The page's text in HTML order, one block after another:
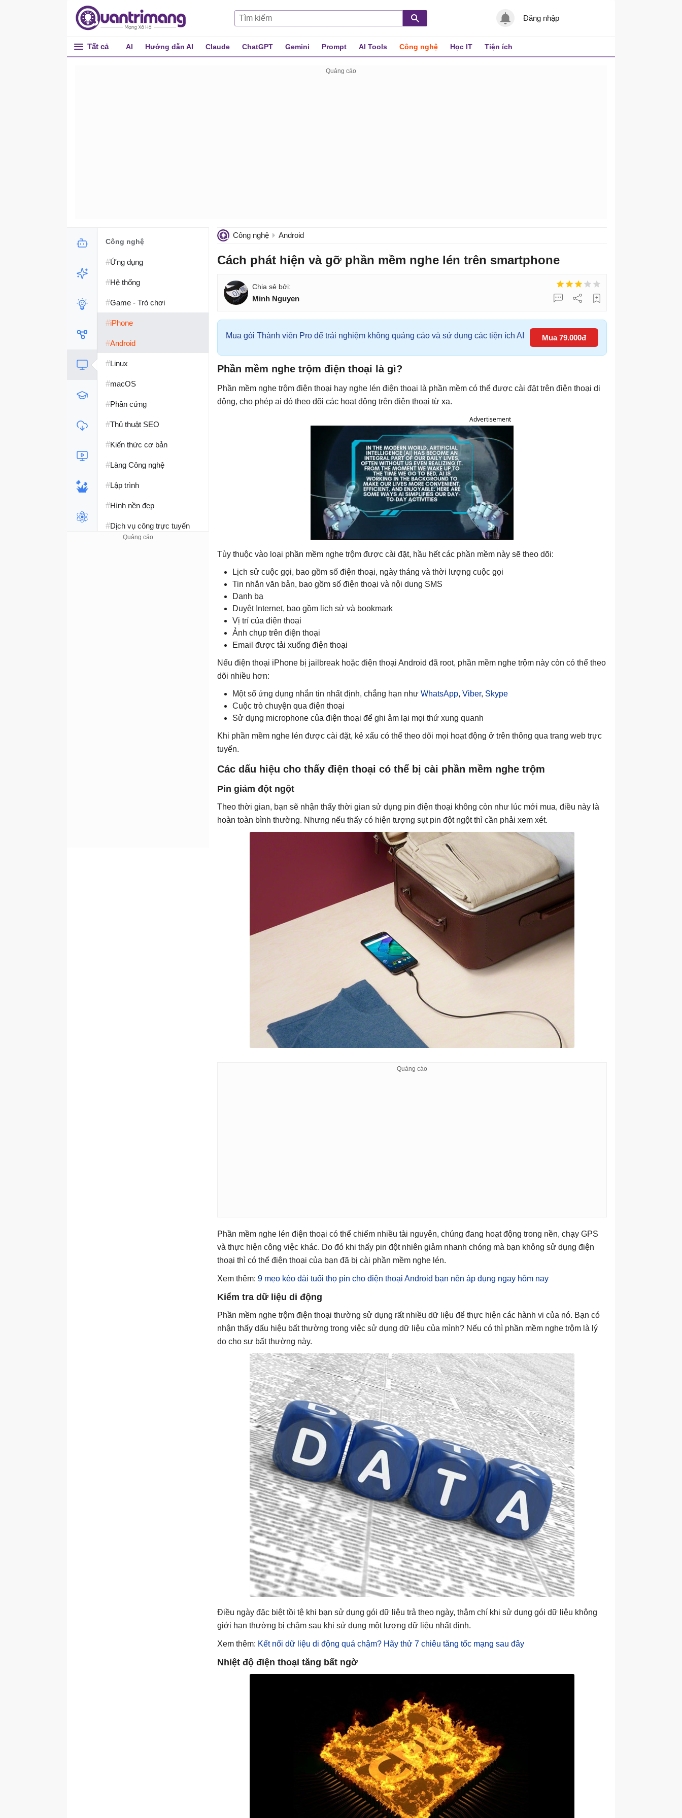
Đăng nhập
Tất cả AI Hướng dẫn AI Claude ChatGPT Gemini Prompt AI Tools Công nghệ Học IT Tiện ích
Công nghệ Android
Cách phát hiện và gỡ phần mềm nghe lén trên smartphone
Minh Nguyen
Mua gói Thành viên Pro để trải nghiệm không quảng cáo và sử dụng các tiện ích AI Mua 79.000đ
Phần mềm nghe trộm điện thoại là gì?
Phần mềm nghe trộm điện thoại hay nghe lén điện thoại là phần mềm có thể được cài đặt trên điện thoại di
động, cho phép ai đó theo dõi các hoạt động trên điện thoại từ xa.
Advertisement
Tùy thuộc vào loại phần mềm nghe trộm được cài đặt, hầu hết các phần mềm này sẽ theo dõi:
Lịch sử cuộc gọi, bao gồm số điện thoại, ngày tháng và thời lượng cuộc gọi
Tin nhắn văn bản, bao gồm số điện thoại và nội dung SMS
Danh bạ
Duyệt Internet, bao gồm lịch sử và bookmark
Vị trí của điện thoại
Ảnh chụp trên điện thoại
Email được tải xuống điện thoại
Nếu điện thoại iPhone bị jailbreak hoặc điện thoại Android đã root, phần mềm nghe trộm này còn có thể theo
dõi nhiều hơn:
Một số ứng dụng nhắn tin nhất định, chẳng hạn như WhatsApp, Viber, Skype
Cuộc trò chuyện qua điện thoại
Sử dụng microphone của điện thoại để ghi âm lại mọi thứ xung quanh
Khi phần mềm nghe lén được cài đặt, kẻ xấu có thể theo dõi mọi hoạt động ở trên thông qua trang web trực
tuyến.
Các dấu hiệu cho thấy điện thoại có thể bị cài phần mềm nghe trộm
Pin giảm đột ngột
Theo thời gian, bạn sẽ nhận thấy thời gian sử dụng pin điện thoại không còn như lúc mới mua, điều này là
hoàn toàn bình thường. Nhưng nếu thấy có hiện tượng sụt pin đột ngột thì cần phải xem xét.
Phần mềm nghe lén điện thoại có thể chiếm nhiều tài nguyên, chúng đang hoạt động trong nền, chạy GPS
và thực hiện công việc khác. Do đó khi thấy pin đột nhiên giảm nhanh chóng mà bạn không sử dụng điện
thoại thì có thể điện thoại của bạn đã bị cài phần mềm nghe lén.
Xem thêm: 9 mẹo kéo dài tuổi thọ pin cho điện thoại Android bạn nên áp dụng ngay hôm nay
Kiểm tra dữ liệu di động
Phần mềm nghe trộm điện thoại thường sử dụng rất nhiều dữ liệu để thực hiện các hành vi của nó. Bạn có
nhận thấy dấu hiệu bất thường trong việc sử dụng dữ liệu của mình? Nếu có thì phần mềm nghe trộm là lý
do cho sự bất thường này.
Điều ngày đặc biệt tồi tệ khi bạn sử dụng gói dữ liệu trả theo ngày, thậm chí khi sử dụng gói dữ liệu không
giới hạn thường bị chậm sau khi sử dụng một lượng dữ liệu nhất định.
Xem thêm: Kết nối dữ liệu di động quá chậm? Hãy thử 7 chiêu tăng tốc mạng sau đây
Nhiệt độ điện thoại tăng bất ngờ
Công nghệ
#Ứng dụng
#Hệ thống
#Game - Trò chơi
#iPhone
#Android
#Linux
#macOS
#Phần cứng
#Thủ thuật SEO
#Kiến thức cơ bản
#Làng Công nghệ
#Lập trình
#Hình nền đẹp
#Dịch vụ công trực tuyến